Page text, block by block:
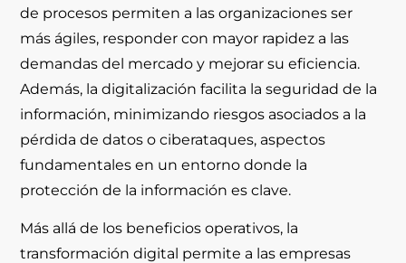
de procesos permiten a las organizaciones ser
más ágiles, responder con mayor rapidez a las
demandas del mercado y mejorar su eficiencia.
Además, la digitalización facilita la seguridad de la
información, minimizando riesgos asociados a la
pérdida de datos o ciberataques, aspectos
fundamentales en un entorno donde la
protección de la información es clave.
Más allá de los beneficios operativos, la
transformación digital permite a las empresas